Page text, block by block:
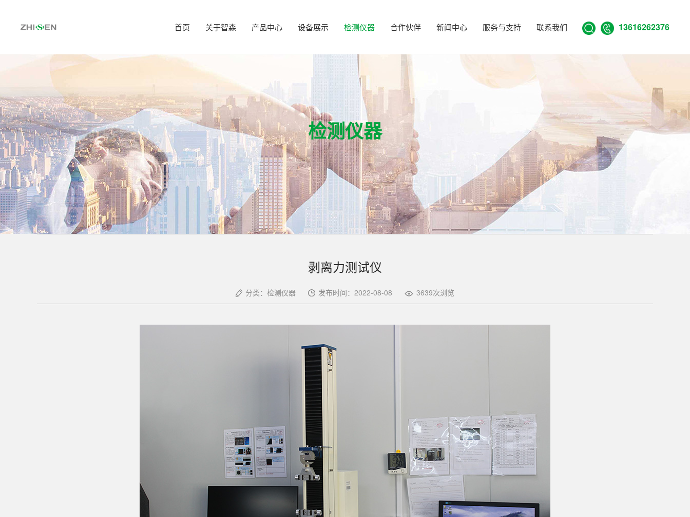
13616262376
首页 关于智森 产品中心 设备展示 检测仪器 合作伙伴 新闻中心 服务与支持 联系我们
检测仪器
剥离力测试仪
分类：检测仪器 发布时间：2022-08-08 3639次浏览